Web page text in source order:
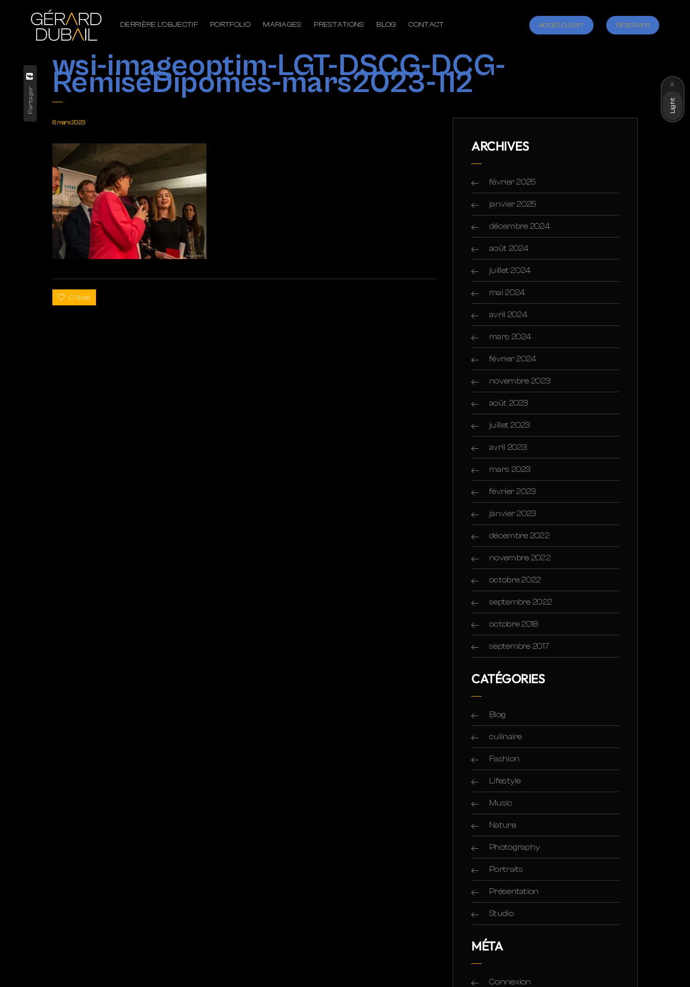
DERRIÈRE L’OBJECTIF PORTFOLIO MARIAGES PRESTATIONS BLOG CONTACT ACCÈS CLIENT RÉSERVER
wsi-imageoptim-LGT-DSCG-DCG-
RemiseDipomes-mars2023-112
Partager
6 mars 2023
0 likes
ARCHIVES
février 2025
janvier 2025
décembre 2024
août 2024
juillet 2024
mai 2024
avril 2024
mars 2024
février 2024
novembre 2023
août 2023
juillet 2023
avril 2023
mars 2023
février 2023
janvier 2023
décembre 2022
novembre 2022
octobre 2022
septembre 2022
octobre 2018
septembre 2017
CATÉGORIES
Blog
culinaire
Fashion
Lifestyle
Music
Nature
Photography
Portraits
Présentation
Studio
MÉTA
Connexion
Light
Dark